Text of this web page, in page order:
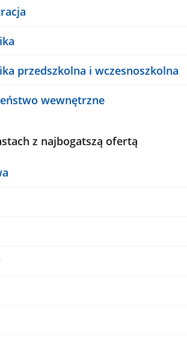
przedszkolna i wczesnoszkolna
wewnętrzne
z najbogatszą ofertą